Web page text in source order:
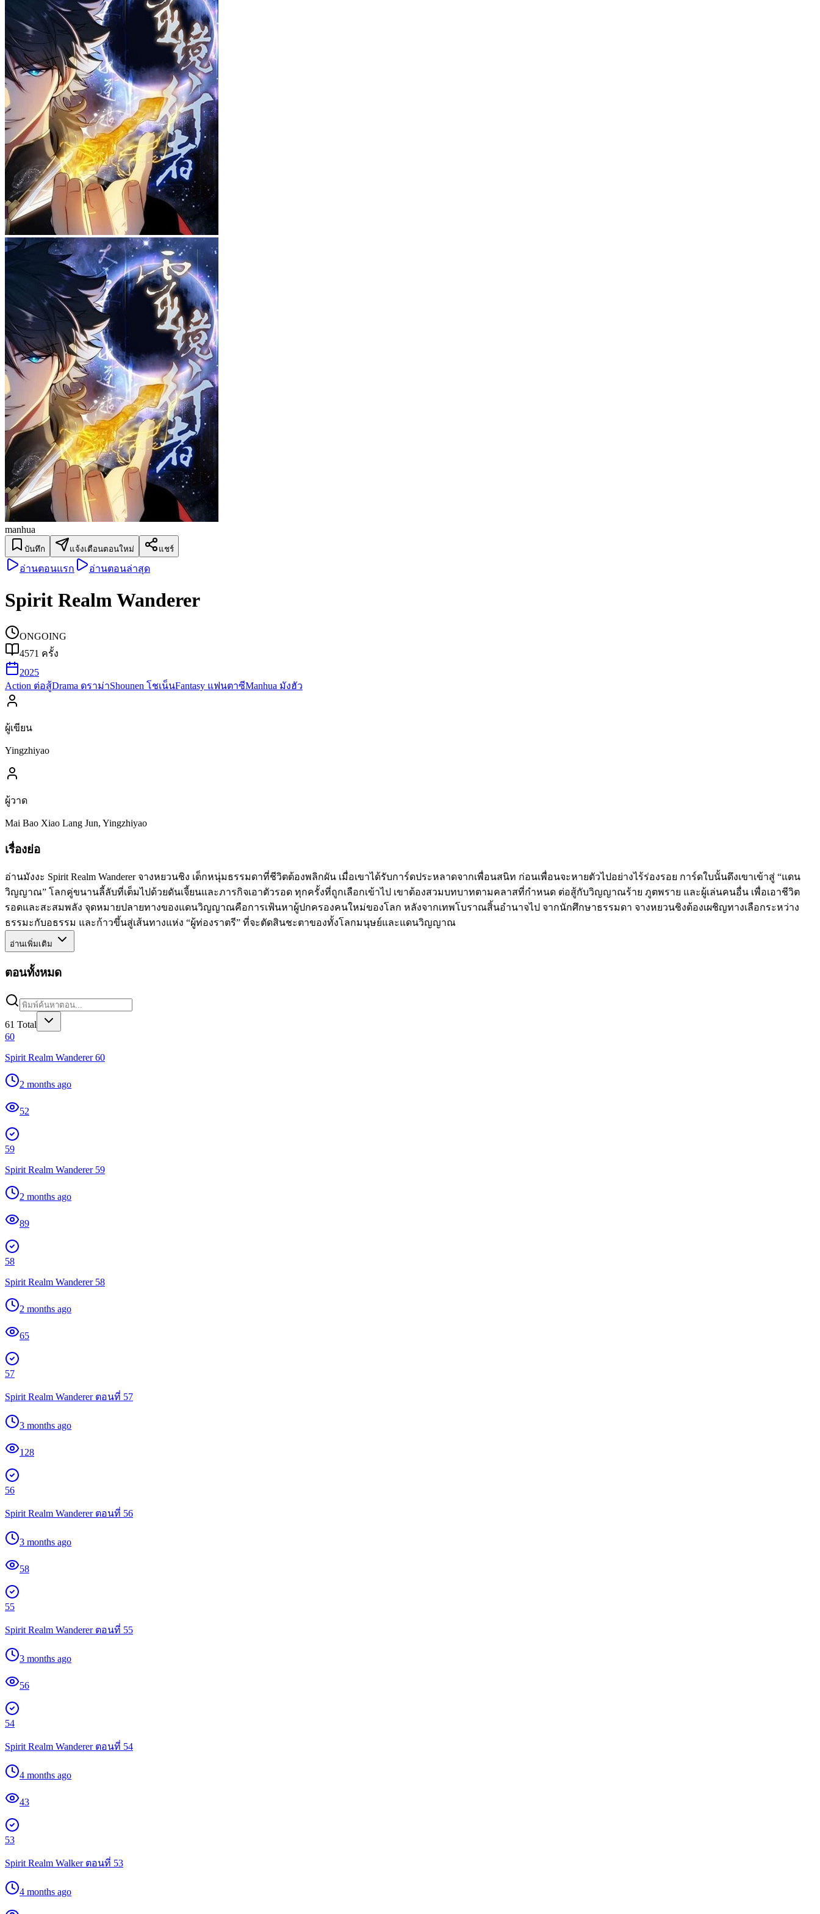
manhua
บันทึก แจ้งเตือนตอนใหม่ แชร์
อ่านตอนแรก อ่านตอนล่าสุด
Spirit Realm Wanderer
ONGOING
4571 ครั้ง
2025
Action ต่อสู้Drama ดราม่าShounen โชเน็นFantasy แฟนตาซีManhua มังฮัว
ผู้เขียน
Yingzhiyao
ผู้วาด
Mai Bao Xiao Lang Jun, Yingzhiyao
เรื่องย่อ
อ่านมังงะ Spirit Realm Wanderer จางหยวนชิง เด็กหนุ่มธรรมดาที่ชีวิตต้องพลิกผัน เมื่อเขาได้รับการ์ดประหลาดจากเพื่อนสนิท ก่อนเพื่อนจะหายตัวไปอย่างไร้ร่องรอย การ์ดใบนั้นดึงเขาเข้าสู่ “แดน
วิญญาณ” โลกคู่ขนานลี้ลับที่เต็มไปด้วยดันเจี้ยนและภารกิจเอาตัวรอด ทุกครั้งที่ถูกเลือกเข้าไป เขาต้องสวมบทบาทตามคลาสที่กำหนด ต่อสู้กับวิญญาณร้าย ภูตพราย และผู้เล่นคนอื่น เพื่อเอาชีวิต
รอดและสะสมพลัง จุดหมายปลายทางของแดนวิญญาณคือการเฟ้นหาผู้ปกครองคนใหม่ของโลก หลังจากเทพโบราณสิ้นอำนาจไป จากนักศึกษาธรรมดา จางหยวนชิงต้องเผชิญทางเลือกระหว่าง
ธรรมะกับอธรรม และก้าวขึ้นสู่เส้นทางแห่ง “ผู้ท่องราตรี” ที่จะตัดสินชะตาของทั้งโลกมนุษย์และแดนวิญญาณ
อ่านเพิ่มเติม
ตอนทั้งหมด
61 Total
60
Spirit Realm Wanderer 60
2 months ago
52
59
Spirit Realm Wanderer 59
2 months ago
89
58
Spirit Realm Wanderer 58
2 months ago
65
57
Spirit Realm Wanderer ตอนที่ 57
3 months ago
128
56
Spirit Realm Wanderer ตอนที่ 56
3 months ago
58
55
Spirit Realm Wanderer ตอนที่ 55
3 months ago
56
54
Spirit Realm Wanderer ตอนที่ 54
4 months ago
43
53
Spirit Realm Walker ตอนที่ 53
4 months ago